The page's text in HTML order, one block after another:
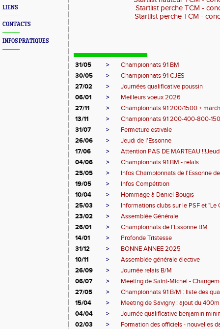
LIENS
CONTACTS
INFOS PRATIQUES
Startlist perche TCM -
Startlist perche TCM -
31/05 >
Championnats 91 BM
30/05
>
Championnats 91 CJES
27/02
>
Journées qualificative poussin
06/01
>
Meilleurs voeux 2026
27/11
>
Championnats 91 200/1500 +
13/11
>
Championnats 91 200-400-800-
31/07
>
Fermeture estivale
26/06
>
Jeudi de l'Essonne
17/06
>
Attention PAS DE MARTEAU
04/06
>
Championnats 91 BM - relais
25/05
>
Infos Championnats de l'Essonne
19/05
>
Infos Compétition
10/04
>
Hommage à Daniel Bougis
25/03
>
Informations clubs sur le PSF et "Le
23/02
>
Assemblée Générale
26/01
>
Championnats de l'Essonne BM
14/01
>
Profonde Tristesse
31/12
>
BONNE ANNEE 2025
10/11
>
Assemblée générale élective
26/09
>
Journée relais B/M
06/07
>
Meeting de Saint-Michel -
27/05
>
Championnats 91 B/M : liste des
15/04
>
Meeting de Savigny : ajout du 400m
04/04
>
Journée qualificative benjamin
02/03
> Formation des officiels - nouvelles